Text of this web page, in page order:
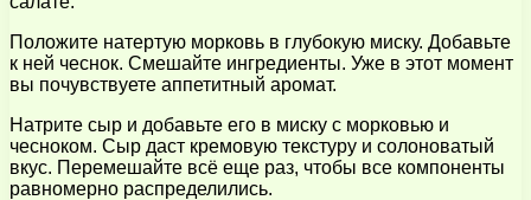
Положите натертую морковь в глубокую миску. Добавьте
к ней чеснок. Смешайте ингредиенты. Уже в этот момент
вы почувствуете аппетитный аромат.
Натрите сыр и добавьте его в миску с морковью и
чесноком. Сыр даст кремовую текстуру и солоноватый
вкус. Перемешайте всё еще раз, чтобы все компоненты
равномерно распределились.